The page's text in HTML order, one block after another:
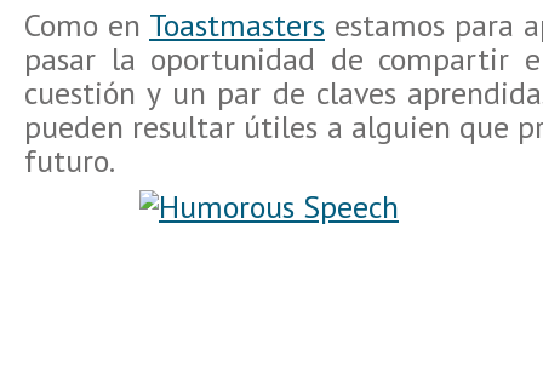
Como en Toastmasters estamos para
pasar la oportunidad de compartir
cuestión y un par de claves
pueden resultar útiles a alguien que
futuro.